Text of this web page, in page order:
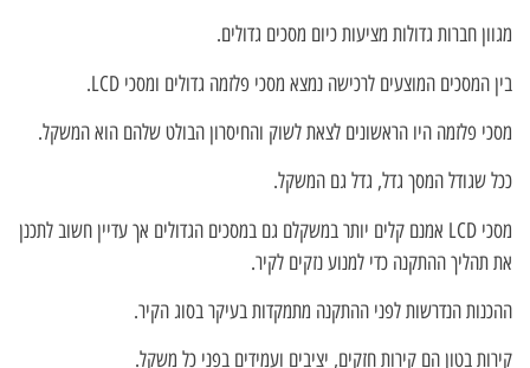
מגוון חברות גדולות מציעות כיום מסכים גדולים.
בין המסכים המוצעים לרכישה נמצא מסכי פלזמה גדולים ומסכי LCD.
מסכי פלזמה היו הראשונים לצאת לשוק והחיסרון הבולט שלהם הוא המשקל.
ככל שגודל המסך גדל, גדל גם המשקל.
מסכי LCD אמנם קלים יותר במשקלם גם במסכים הגדולים אך עדיין חשוב לתכנן
את תהליך ההתקנה כדי למנוע נזקים לקיר.
ההכנות הנדרשות לפני ההתקנה מתמקדות בעיקר בסוג הקיר.
קירות בטון הם קירות חזקים, יציבים ועמידים בפני כל משקל.